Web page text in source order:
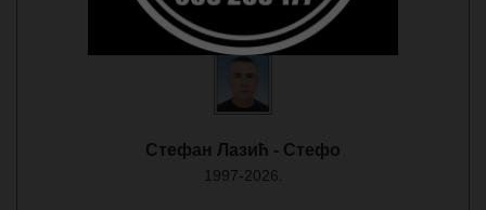
Смртовница
Стефан Лазић - Стефо
1997-2026.